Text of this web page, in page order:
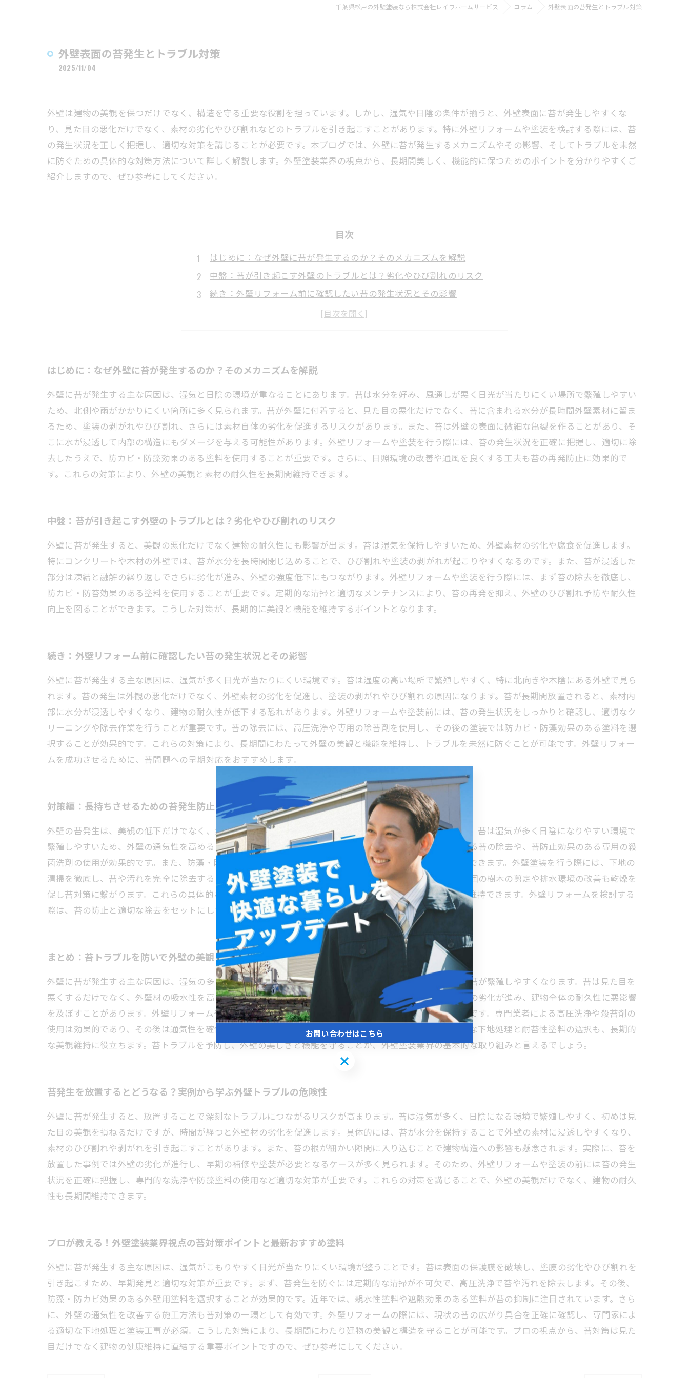
千葉県松戸の外壁塗装なら株式会社レイワホームサービス コラム 外壁表面の苔発生とトラブル対策
外壁表面の苔発生とトラブル対策
2025/11/04
外壁は建物の美観を保つだけでなく、構造を守る重要な役割を担っています。しかし、湿気や日陰の条件が揃うと、外壁表面に苔が発生しやすくな
り、見た目の悪化だけでなく、素材の劣化やひび割れなどのトラブルを引き起こすことがあります。特に外壁リフォームや塗装を検討する際には、苔
の発生状況を正しく把握し、適切な対策を講じることが必要です。本ブログでは、外壁に苔が発生するメカニズムやその影響、そしてトラブルを未然
に防ぐための具体的な対策方法について詳しく解説します。外壁塗装業界の視点から、長期間美しく、機能的に保つためのポイントを分かりやすくご
紹介しますので、ぜひ参考にしてください。
目次
はじめに：なぜ外壁に苔が発生するのか？そのメカニズムを解説
中盤：苔が引き起こす外壁のトラブルとは？劣化やひび割れのリスク
続き：外壁リフォーム前に確認したい苔の発生状況とその影響
対策編：長持ちさせるための苔発生防止＆除去の具体的方法
プロが教える！外壁塗装業界視点の苔対策ポイントと最新おすすめ塗料
はじめに：なぜ外壁に苔が発生するのか？そのメカニズムを解説
外壁に苔が発生する主な原因は、湿気と日陰の環境が重なることにあります。苔は水分を好み、風通しが悪く日光が当たりにくい場所で繁殖しやすい
ため、北側や雨がかかりにくい箇所に多く見られます。苔が外壁に付着すると、見た目の悪化だけでなく、苔に含まれる水分が長時間外壁素材に留ま
るため、塗装の剥がれやひび割れ、さらには素材自体の劣化を促進するリスクがあります。また、苔は外壁の表面に微細な亀裂を作ることがあり、そ
こに水が浸透して内部の構造にもダメージを与える可能性があります。外壁リフォームや塗装を行う際には、苔の発生状況を正確に把握し、適切に除
去したうえで、防カビ・防藻効果のある塗料を使用することが重要です。さらに、日照環境の改善や通風を良くする工夫も苔の再発防止に効果的で
す。これらの対策により、外壁の美観と素材の耐久性を長期間維持できます。
中盤：苔が引き起こす外壁のトラブルとは？劣化やひび割れのリスク
外壁に苔が発生すると、美観の悪化だけでなく建物の耐久性にも影響が出ます。苔は湿気を保持しやすいため、外壁素材の劣化や腐食を促進します。
特にコンクリートや木材の外壁では、苔が水分を長時間閉じ込めることで、ひび割れや塗装の剥がれが起こりやすくなるのです。また、苔が浸透した
部分は凍結と融解の繰り返しでさらに劣化が進み、外壁の強度低下にもつながります。外壁リフォームや塗装を行う際には、まず苔の除去を徹底し、
防カビ・防苔効果のある塗料を使用することが重要です。定期的な清掃と適切なメンテナンスにより、苔の再発を抑え、外壁のひび割れ予防や耐久性
向上を図ることができます。こうした対策が、長期的に美観と機能を維持するポイントとなります。
続き：外壁リフォーム前に確認したい苔の発生状況とその影響
外壁に苔が発生する主な原因は、湿気が多く日光が当たりにくい環境です。苔は湿度の高い場所で繁殖しやすく、特に北向きや木陰にある外壁で見ら
れます。苔の発生は外観の悪化だけでなく、外壁素材の劣化を促進し、塗装の剥がれやひび割れの原因になります。苔が長期間放置されると、素材内
部に水分が浸透しやすくなり、建物の耐久性が低下する恐れがあります。外壁リフォームや塗装前には、苔の発生状況をしっかりと確認し、適切なク
リーニングや除去作業を行うことが重要です。苔の除去には、高圧洗浄や専用の除苔剤を使用し、その後の塗装では防カビ・防藻効果のある塗料を選
択することが効果的です。これらの対策により、長期間にわたって外壁の美観と機能を維持し、トラブルを未然に防ぐことが可能です。外壁リフォー
ムを成功させるために、苔問題への早期対応をおすすめします。
対策編：長持ちさせるための苔発生防止＆除去の具体的方法
外壁の苔発生は、美観の低下だけでなく、素材の劣化やひび割れを招くため、早期の対策が重要です。まず、苔は湿気が多く日陰になりやすい環境で
繁殖しやすいため、外壁の通気性を高めることが基本対策となります。具体的には、定期的な高圧洗浄による苔の除去や、苔防止効果のある専用の殺
菌洗剤の使用が効果的です。また、防藻・防カビ機能を持つ塗料を選び施工することで、苔の再発生を抑制できます。外壁塗装を行う際には、下地の
清掃を徹底し、苔や汚れを完全に除去することが施工の耐久性を左右するため非常に重要です。さらに、周囲の樹木の剪定や排水環境の改善も乾燥を
促し苔対策に繋がります。これらの具体的な方法を実践することで、美観を保持しつつ外壁の機能を長期間維持できます。外壁リフォームを検討する
際は、苔の防止と適切な除去をセットにしたメンテナンス計画を立てることを推奨します。
まとめ：苔トラブルを防いで外壁の美観と機能を長期間守る秘訣
外壁に苔が発生する主な原因は、湿気の多さと日陰の環境です。特に風通しが悪く水はけが悪い場所では、苔が繁殖しやすくなります。苔は見た目を
悪くするだけでなく、外壁材の吸水性を高め、凍結やひび割れを招くリスクが増加します。その結果、外壁の劣化が進み、建物全体の耐久性に悪影響
を及ぼすことがあります。外壁リフォームや塗装を行う際は、まず苔の除去と発生しにくい環境作りが重要です。専門業者による高圧洗浄や殺苔剤の
使用は効果的であり、その後は通気性を確保し、湿気が滞留しにくい対策を施すことが推奨されます。適切な下地処理と耐苔性塗料の選択も、長期的
な美観維持に役立ちます。苔トラブルを予防し、外壁の美しさと機能を守ることが、外壁塗装業界の基本的な取り組みと言えるでしょう。
苔発生を放置するとどうなる？実例から学ぶ外壁トラブルの危険性
外壁に苔が発生すると、放置することで深刻なトラブルにつながるリスクが高まります。苔は湿気が多く、日陰になる環境で繁殖しやすく、初めは見
た目の美観を損ねるだけですが、時間が経つと外壁材の劣化を促進します。具体的には、苔が水分を保持することで外壁の素材に浸透しやすくなり、
素材のひび割れや剥がれを引き起こすことがあります。また、苔の根が細かい隙間に入り込むことで建物構造への影響も懸念されます。実際に、苔を
放置した事例では外壁の劣化が進行し、早期の補修や塗装が必要となるケースが多く見られます。そのため、外壁リフォームや塗装の前には苔の発生
状況を正確に把握し、専門的な洗浄や防藻塗料の使用など適切な対策が重要です。これらの対策を講じることで、外壁の美観だけでなく、建物の耐久
性も長期間維持できます。
プロが教える！外壁塗装業界視点の苔対策ポイントと最新おすすめ塗料
外壁に苔が発生する主な原因は、湿気がこもりやすく日光が当たりにくい環境が整うことです。苔は表面の保護膜を破壊し、塗膜の劣化やひび割れを
引き起こすため、早期発見と適切な対策が重要です。まず、苔発生を防ぐには定期的な清掃が不可欠で、高圧洗浄で苔や汚れを除去します。その後、
防藻・防カビ効果のある外壁用塗料を選択することが効果的です。近年では、親水性塗料や遮熱効果のある塗料が苔の抑制に注目されています。さら
に、外壁の通気性を改善する施工方法も苔対策の一環として有効です。外壁リフォームの際には、現状の苔の広がり具合を正確に確認し、専門家によ
る適切な下地処理と塗装工事が必須。こうした対策により、長期間にわたり建物の美観と構造を守ることが可能です。プロの視点から、苔対策は見た
目だけでなく建物の健康維持に直結する重要ポイントですので、ぜひ参考にしてください。
お問い合わせはこちら
お問い合わせはこちら